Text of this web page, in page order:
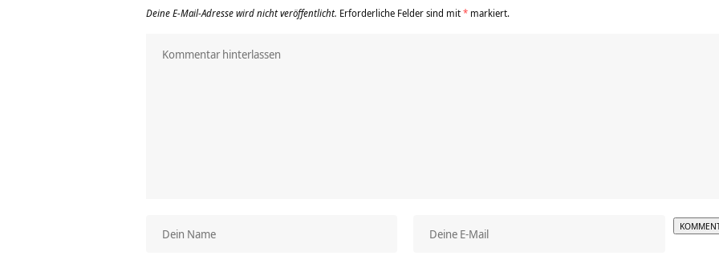
Deine E-Mail-Adresse wird nicht veröffentlicht. Erforderliche Felder sind mit* markiert.